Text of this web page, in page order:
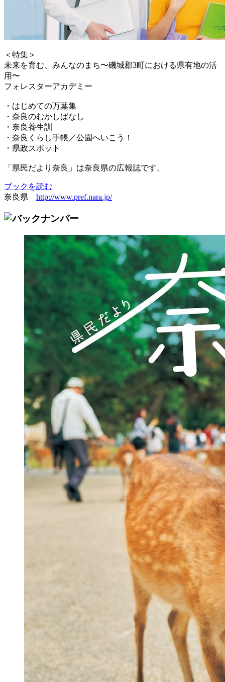
＜特集＞
未来を育む、みんなのまち〜磯城郡3町における県有地の活
用〜
フォレスターアカデミー
・はじめての万葉集
・奈良のむかしばなし
・奈良養生訓
・奈良くらし手帳／公園へいこう！
・県政スポット
「県民だより奈良」は奈良県の広報誌です。
ブックを読む
奈良県 http://www.pref.nara.jp/